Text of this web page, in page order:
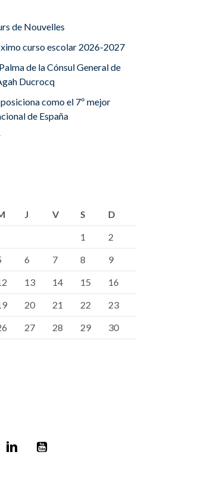
de Nouvelles
curso escolar 2026-2027
de la Cónsul General de
Ducrocq
como el 7º mejor
de España
J V S
D
1
2
6 7 8
9
13 14 15
16
20 21 22
23
27 28 29
30